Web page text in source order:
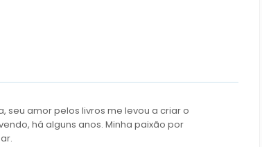
seu amor pelos livros me levou a criar o
há alguns anos. Minha paixão por